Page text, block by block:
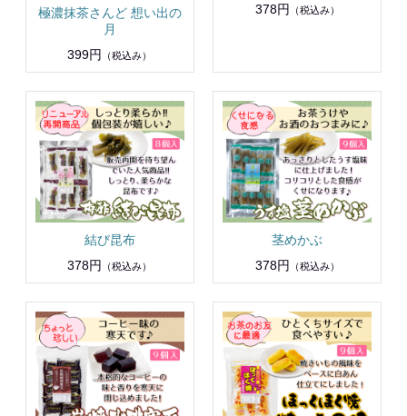
極濃抹茶さんど 想い出の
月
399円
（税込み）
378円 （税込み）
結び昆布
378円
（税込み）
茎めかぶ
378円
（税込み）